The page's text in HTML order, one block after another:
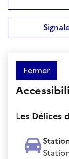
Fermer
Les Délices